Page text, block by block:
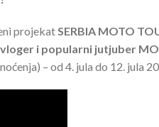
projekatSERBIA MOTO
i popularni jutjuber
– od 4. jula do 12. jula